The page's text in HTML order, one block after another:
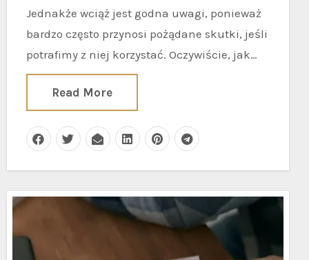
Jednakże wciąż jest godna uwagi, ponieważ
bardzo często przynosi pożądane skutki, jeśli
potrafimy z niej korzystać. Oczywiście, jak…
Read More